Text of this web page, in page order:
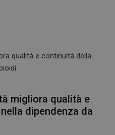
qualità e continuità della
migliora qualità e
dipendenza da